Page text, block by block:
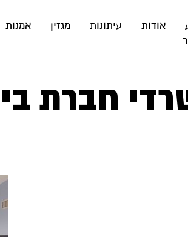
אודות עיתונות מגזין אמנות
חברת